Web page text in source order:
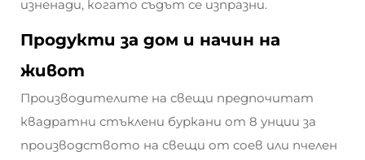
изненади, когато съдът се изпразни.
Продукти за дом и начин на
живот
Производителите на свещи предпочитат
квадратни стъклени буркани от 8 унции за
производството на свещи от соев или пчелен